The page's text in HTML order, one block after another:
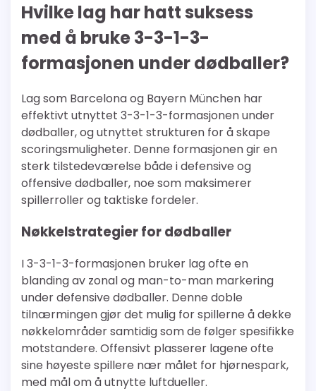
Hvilke lag har hatt suksess
med å bruke 3-3-1-3-
formasjonen under dødballer?
Lag som Barcelona og Bayern München har
effektivt utnyttet 3-3-1-3-formasjonen under
dødballer, og utnyttet strukturen for å skape
scoringsmuligheter. Denne formasjonen gir en
sterk tilstedeværelse både i defensive og
offensive dødballer, noe som maksimerer
spillerroller og taktiske fordeler.
Nøkkelstrategier for dødballer
I 3-3-1-3-formasjonen bruker lag ofte en
blanding av zonal og man-to-man markering
under defensive dødballer. Denne doble
tilnærmingen gjør det mulig for spillerne å dekke
nøkkelområder samtidig som de følger spesifikke
motstandere. Offensivt plasserer lagene ofte
sine høyeste spillere nær målet for hjørnespark,
med mål om å utnytte luftdueller.